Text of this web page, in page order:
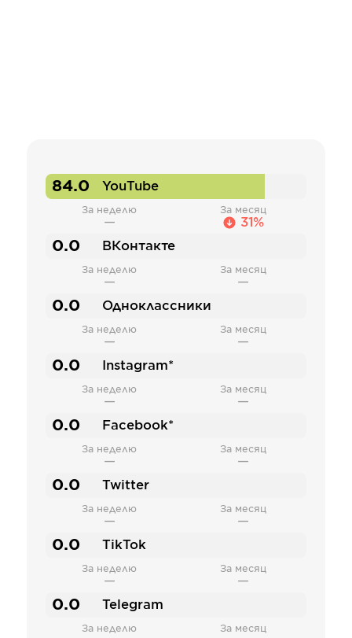
84.0 YouTube
За неделю
—
За месяц
31%
0.0 ВКонтакте
За неделю
—
За месяц
—
0.0 Одноклассники
За неделю
—
За месяц
—
0.0 Instagram*
За неделю
—
За месяц
—
0.0 Facebook*
За неделю
—
За месяц
—
0.0 Twitter
За неделю
—
За месяц
—
0.0 TikTok
За неделю
—
За месяц
—
0.0 Telegram
За неделю За месяц